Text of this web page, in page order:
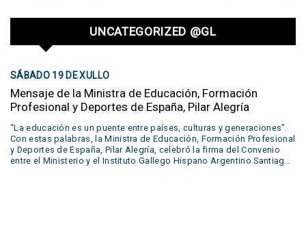
UNCATEGORIZED @GL
SÁBADO 19 DE XULLO
Mensaje de la Ministra de Educación, Formación
Profesional y Deportes de España, Pilar Alegría
“La educación es un puente entre países, culturas y generaciones”.
Con estas palabras, la Ministra de Educación, Formación Profesional
y Deportes de España, Pilar Alegría, celebró la firma del Convenio
entre el Ministerio y el Instituto Gallego Hispano Argentino Santiago